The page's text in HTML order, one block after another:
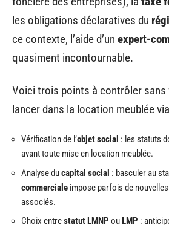
les obligations déclaratives du
ce contexte, l’aide d’un expert-
quasiment incontournable.
Voici trois points à contrôler sans
lancer dans la location meublée
Vérification de l’objet social : les statuts
avant toute mise en location meublée.
Analyse ducapital social : basculer au
commerciale impose parfois de
associés.
Choix entrestatut LMNP ouLMP :